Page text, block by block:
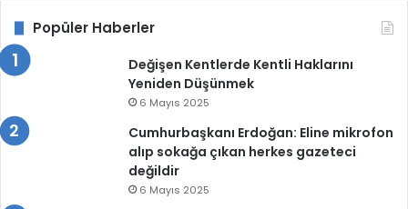
Popüler Haberler
Değişen Kentlerde Kentli Haklarını
Yeniden Düşünmek
6 Mayıs 2025
Cumhurbaşkanı Erdoğan: Eline mikrofon
alıp sokağa çıkan herkes gazeteci
değildir
6 Mayıs 2025